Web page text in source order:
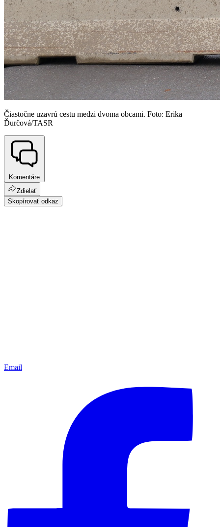
Čiastočne uzavrú cestu medzi dvoma obcami. Foto: Erika
Ďurčová/TASR
Komentáre
Zdielať
Skopírovať odkaz
Email